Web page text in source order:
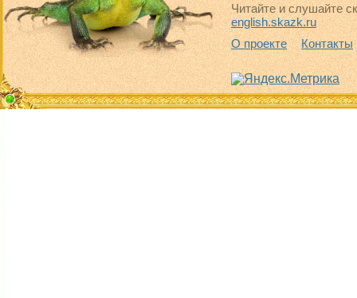
Читайте и слушайте
english.skazk.ru
О проекте
Контакты